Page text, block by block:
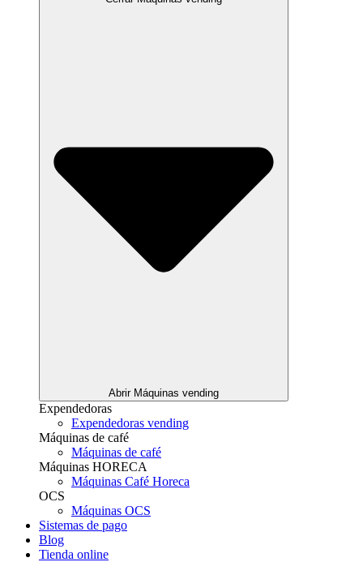
Abrir Máquinas vending
Expendedoras
Expendedoras vending
Máquinas de café
Máquinas de café
Máquinas HORECA
Máquinas Café Horeca
OCS
Máquinas OCS
Sistemas de pago
Blog
Tienda online